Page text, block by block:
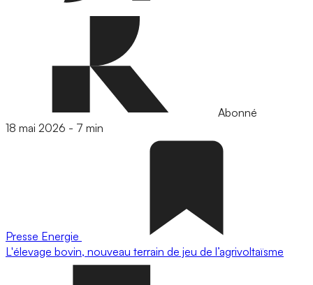
Abonné
18 mai 2026 - 7 min
Presse Energie
L'élevage bovin, nouveau terrain de jeu de l’agrivoltaïsme